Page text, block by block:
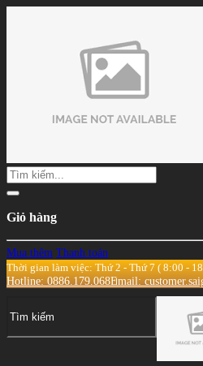
Giỏ hàng
Mua thêm Thanh toán
Thời gian làm việc: Thứ 2 - Thứ 7 ( 8:00 -
Hotline: 0886.179.068Email: